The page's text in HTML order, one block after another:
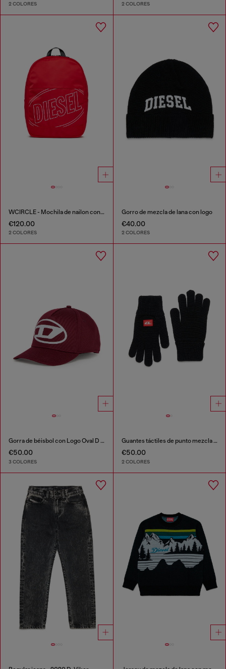
2 COLORES 2 COLORES
WCIRCLE - Mochila de nailon con logo estampado
€120.00
2 COLORES
Gorro de mezcla de lana con logo
€40.00
2 COLORES
Gorra de béisbol con Logo Oval D estampado
€50.00
3 COLORES
Guantes táctiles de punto mezcla de lana
€50.00
2 COLORES